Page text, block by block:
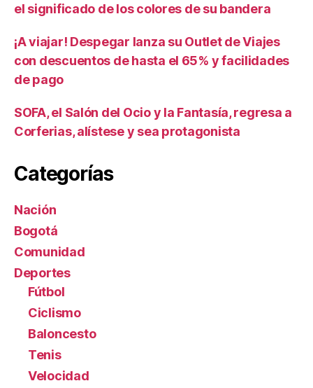
el significado de los colores de su bandera
¡A viajar! Despegar lanza su Outlet de Viajes
con descuentos de hasta el 65% y facilidades
de pago
SOFA, el Salón del Ocio y la Fantasía, regresa a
Corferias, alístese y sea protagonista
Categorías
Nación
Bogotá
Comunidad
Deportes
Fútbol
Ciclismo
Baloncesto
Tenis
Velocidad